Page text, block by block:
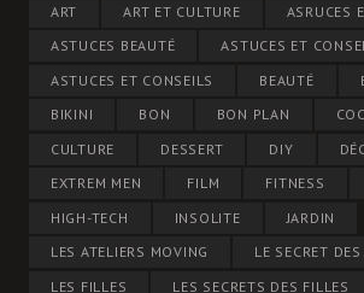
ART ART ET CULTURE
ASRUCES
ASTUCES BEAUTÉ
ASTUCES ET
ASTUCES ET CONSEILS
BEAUTÉ
BIKINI
BON BON PLAN
CULTURE
DESSERT DIY
EXTREM MEN
FILM FITNESS
HIGH-TECH
INSOLITE
JARDIN
LES ATELIERS MOVING
LE SECRET
LES FILLES
LES SECRETS DES FILLES